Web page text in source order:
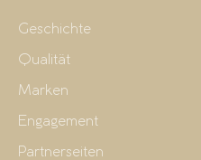
Geschichte
Qualität
Marken
Engagement
Partnerseiten